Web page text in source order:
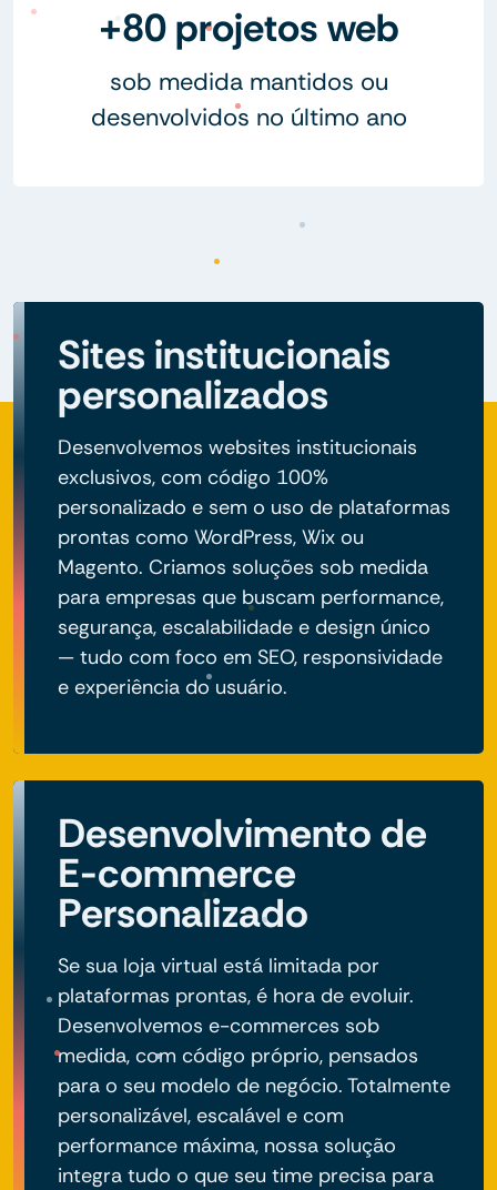
+80 projetos web
sob medida mantidos ou
desenvolvidos no último ano
Sites institucionais
personalizados
Desenvolvemos websites institucionais
exclusivos, com código 100%
personalizado e sem o uso de plataformas
prontas como WordPress, Wix ou
Magento. Criamos soluções sob medida
para empresas que buscam performance,
segurança, escalabilidade e design único
— tudo com foco em SEO, responsividade
e experiência do usuário.
Desenvolvimento de
E-commerce
Personalizado
Se sua loja virtual está limitada por
plataformas prontas, é hora de evoluir.
Desenvolvemos e-commerces sob
medida, com código próprio, pensados
para o seu modelo de negócio. Totalmente
personalizável, escalável e com
performance máxima, nossa solução
integra tudo o que seu time precisa para